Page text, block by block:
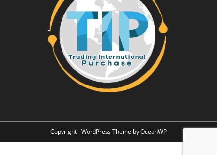
Copyright - WordPress Theme by OceanWP